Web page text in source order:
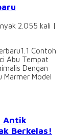
2.055 kali |
Contoh
Abu Tempat
Dengan
Marmer Model
Antik
Berkelas!